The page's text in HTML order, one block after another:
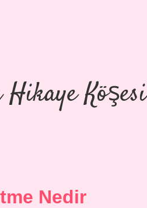
Hikaye Köşesi
Nedir